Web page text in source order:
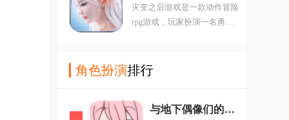
收集各种资源来强化你的角色
们，对此款游戏感兴趣的玩家
灾变之后游戏是一款动作冒险
rpg游戏，玩家扮演一名勇
的怪物和boss，敢于挑战合作
取装备，精致刺激的rpg玩
角色扮演排行
与地下偶像们的合宿生活手游v1.0.4 中文版